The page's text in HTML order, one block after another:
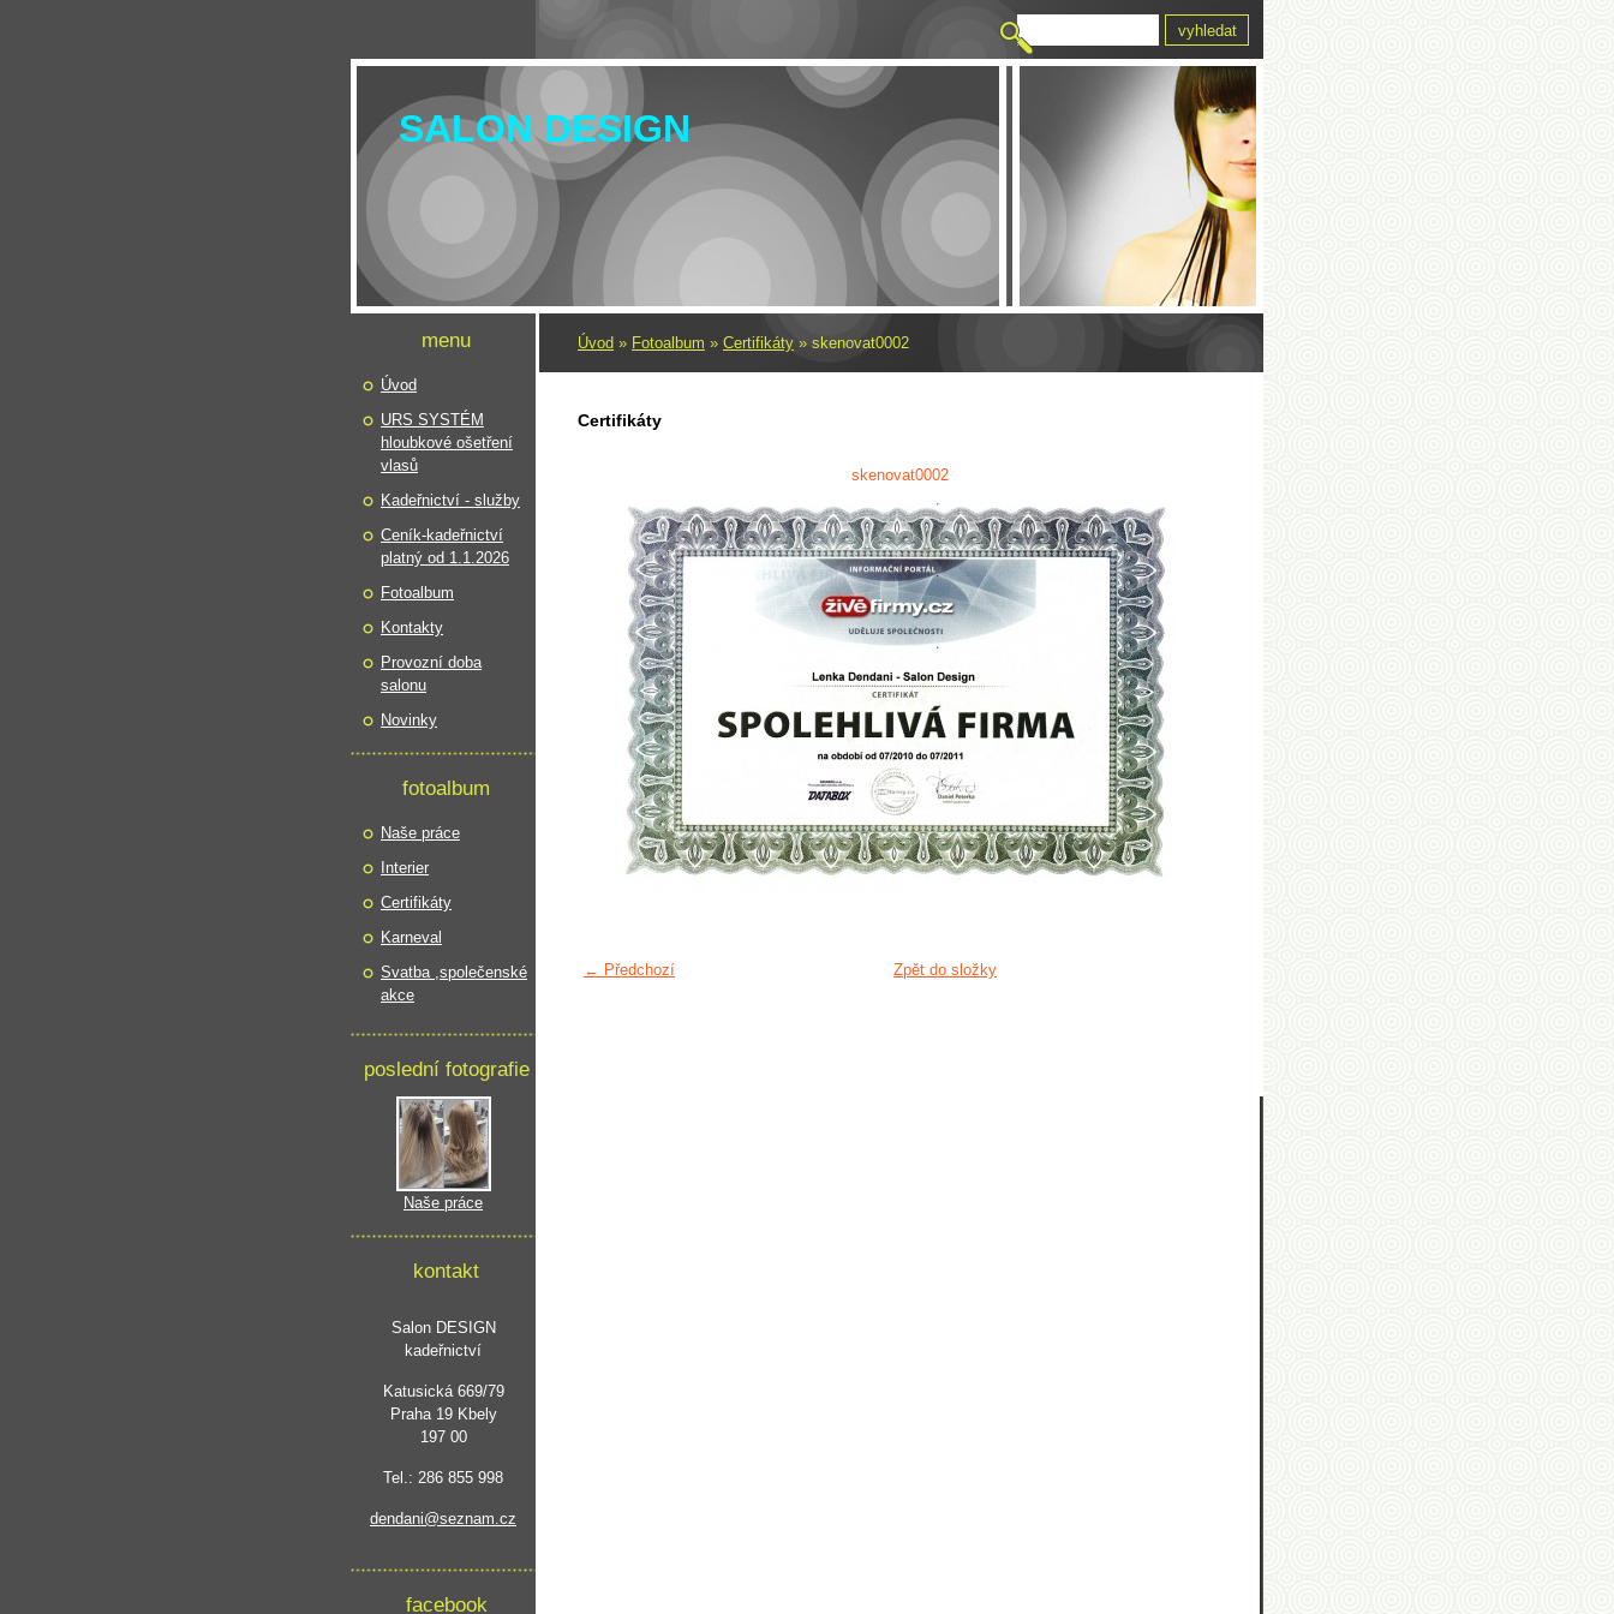
SALON DESIGN
Úvod » Fotoalbum » Certifikáty » skenovat0002
Certifikáty
skenovat0002
← Předchozí Zpět do složky
menu
Úvod
URS SYSTÉM
hloubkové ošetření
vlasů
Kadeřnictví - služby
Ceník-kadeřnictví
platný od 1.1.2026
Fotoalbum
Kontakty
Provozní doba
salonu
Novinky
fotoalbum
Naše práce
Interier
Certifikáty
Karneval
Svatba ,společenské
akce
poslední fotografie
Naše práce
kontakt
Salon DESIGN
kadeřnictví
Katusická 669/79
Praha 19 Kbely
197 00
Tel.: 286 855 998
dendani@seznam.cz
facebook